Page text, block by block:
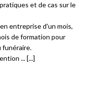
et de cas sur le
entreprise d'un mois,
de formation pour
funéraire.
... [...]